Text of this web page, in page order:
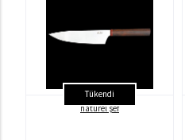
Tükendi
natürel şef